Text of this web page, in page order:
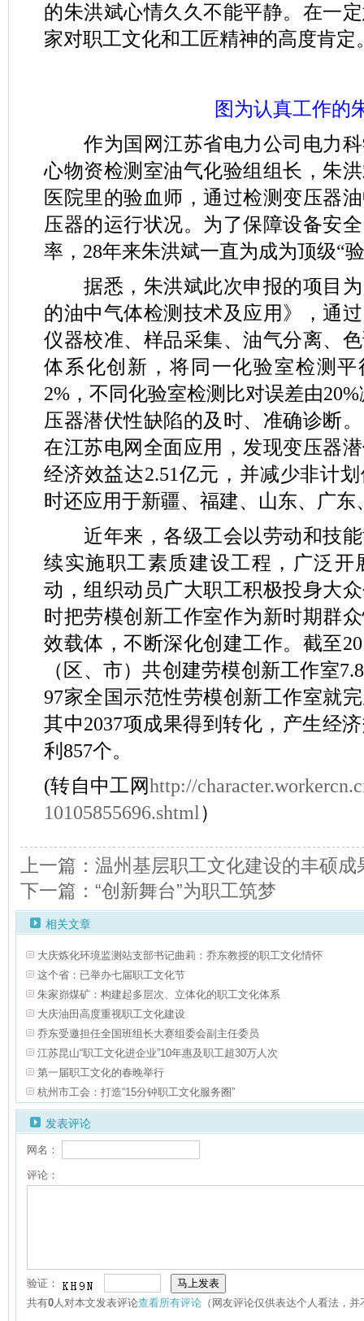
的朱洪斌心情久久不能平静。在一
家对职工文化和工匠精神的高度肯定
图为认真工作的
作为国网江苏省电力公司电力科
心物资检测室油气化验组组长，朱
医院里的验血师，通过检测变压器
压器的运行状况。为了保障设备安
率，28年来朱洪斌一直为成为顶级“
据悉，朱洪斌此次申报的项目为
的油中气体检测技术及应用》，通
仪器校准、样品采集、油气分离、
体系化创新，将同一化验室检测平
2%，不同化验室检测比对误差由
压器潜伏性缺陷的及时、准确诊断
在江苏电网全面应用，发现变压器
经济效益达2.51亿元，并减少非计
时还应用于新疆、福建、山东、广东
近年来，各级工会以劳动和技能
续实施职工素质建设工程，广泛开
动，组织动员广大职工积极投身大
时把劳模创新工作室作为新时期群
效载体，不断深化创建工作。截至
（区、市）共创建劳模创新工作室
97家全国示范性劳模创新工作室就
其中2037项成果得到转化，产生经
利857个。
(转自中工网http://
10105855696.shtml）
上一篇：温州基层职工文化建设的丰硕成
下一篇：“创新舞台”为职工筑梦
相关文章
大庆炼化环境监测站支部书记曲莉：乔东教授的职工文化情怀
这个省：已举办七届职工文化节
朱家峁煤矿：构建起多层次、立体化的职工文化体系
大庆油田高度重视职工文化建设
乔东受邀担任全国班组长大赛组委会副主任委员
江苏昆山“职工文化进企业”10年惠及职工超30万人次
第一届职工文化的春晚举行
杭州市工会：打造“15分钟职工文化服务圈”
发表评论
网名：
评论：
验证：
共有0人对本文发表评论查看所有评论 （网友评论仅供表达个人看法，